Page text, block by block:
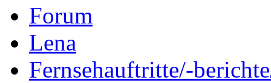
Forum
Lena
Fernsehauftritte/-